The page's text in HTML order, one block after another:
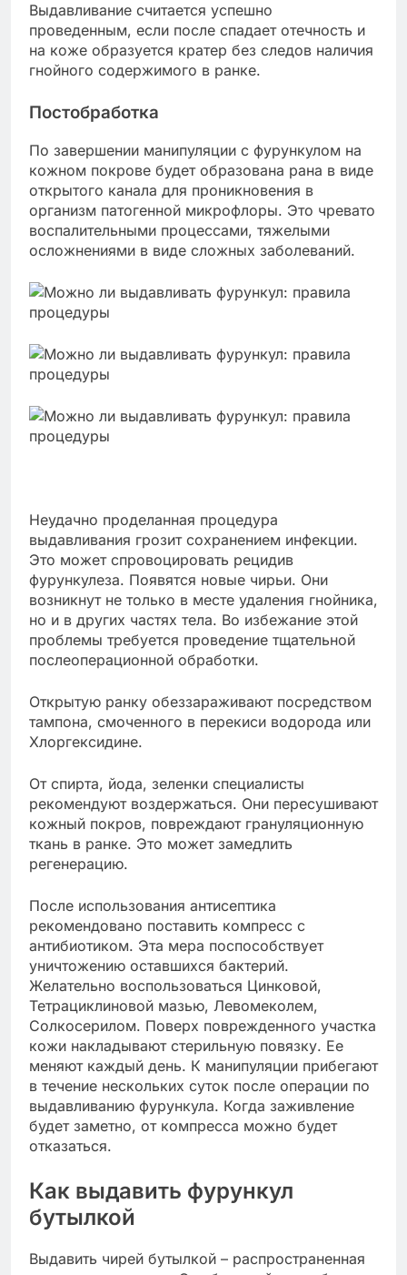
Выдавливание считается успешно
проведенным, если после спадает отечность и
на коже образуется кратер без следов наличия
гнойного содержимого в ранке.
Постобработка
По завершении манипуляции с фурункулом на
кожном покрове будет образована рана в виде
открытого канала для проникновения в
организм патогенной микрофлоры. Это чревато
воспалительными процессами, тяжелыми
осложнениями в виде сложных заболеваний.
Неудачно проделанная процедура
выдавливания грозит сохранением инфекции.
Это может спровоцировать рецидив
фурункулеза. Появятся новые чирьи. Они
возникнут не только в месте удаления гнойника,
но и в других частях тела. Во избежание этой
проблемы требуется проведение тщательной
послеоперационной обработки.
Открытую ранку обеззараживают посредством
тампона, смоченного в перекиси водорода или
Хлоргексидине.
От спирта, йода, зеленки специалисты
рекомендуют воздержаться. Они пересушивают
кожный покров, повреждают грануляционную
ткань в ранке. Это может замедлить
регенерацию.
После использования антисептика
рекомендовано поставить компресс с
антибиотиком. Эта мера поспособствует
уничтожению оставшихся бактерий.
Желательно воспользоваться Цинковой,
Тетрациклиновой мазью, Левомеколем,
Солкосерилом. Поверх поврежденного участка
кожи накладывают стерильную повязку. Ее
меняют каждый день. К манипуляции прибегают
в течение нескольких суток после операции по
выдавливанию фурункула. Когда заживление
будет заметно, от компресса можно будет
отказаться.
Как выдавить фурункул
бутылкой
Выдавить чирей бутылкой – распространенная